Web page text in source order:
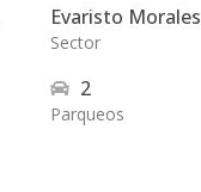
Evaristo Morales
Sector
2
Parqueos